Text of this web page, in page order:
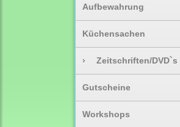
Aufbewahrung
Küchensachen
› Zeitschriften/DVD`s
Gutscheine
Workshops